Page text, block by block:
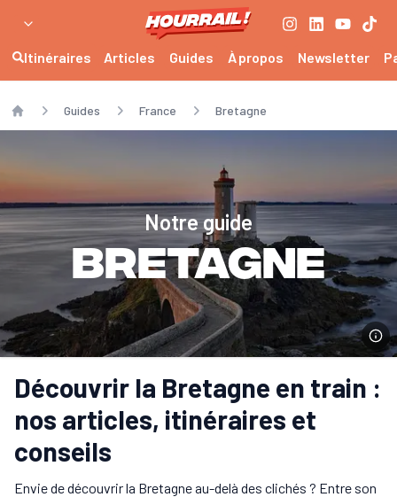
Itinéraires Articles Guides À propos Newsletter
Guides France Bretagne
Notre guide
Bretagne
Découvrir la Bretagne en train :
nos articles, itinéraires et
conseils
Envie de découvrir la Bretagne au-delà des clichés ? Entre son